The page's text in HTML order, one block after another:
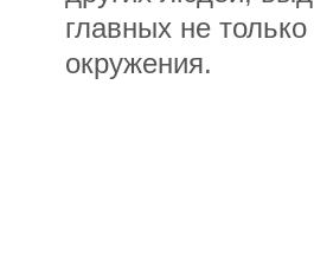
главных не
окружения.